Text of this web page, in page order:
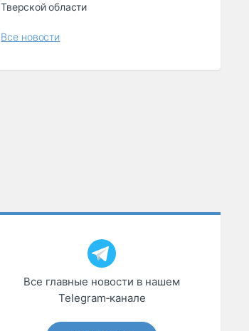
Тверской области
Все новости
Все главные новости в нашем
Telegram‑канале